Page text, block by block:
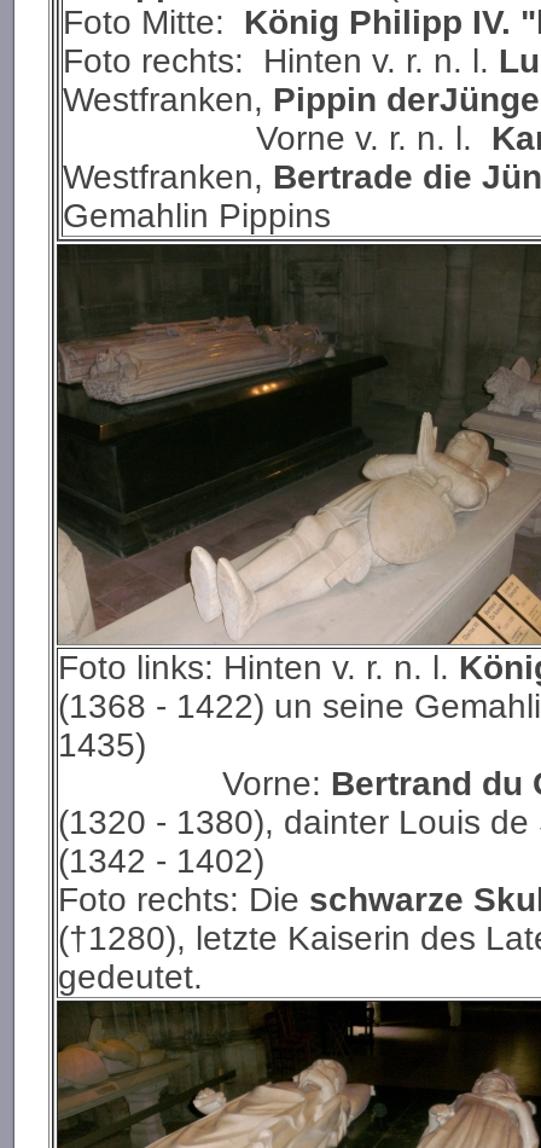
Foto Mitte:
König Philipp IV.
Foto rechts: Hinten v. r. n. l.
Westfranken, Pippin
Vorne v. r. n. l.
Westfranken, Bertrade die
Gemahlin Pippins
Foto links: Hinten v. r. n. l.
(1368 - 1422) un seine
1435)
Vorne: Bertrand du
(1320 - 1380), dainter Louis de
(1342 - 1402)
Foto rechts: Die schwarze
(†1280), letzte Kaiserin des
gedeutet.